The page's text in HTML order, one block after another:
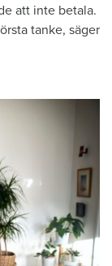
att inte betala.
tanke, säger